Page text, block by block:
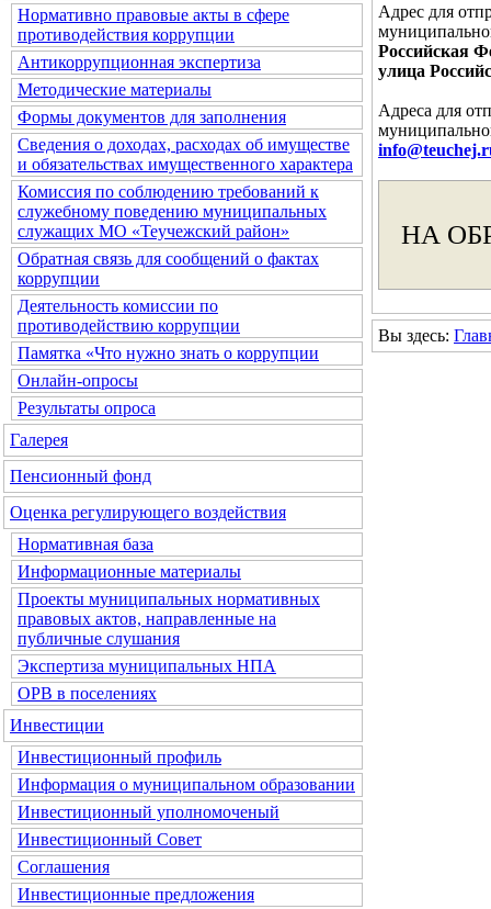
Нормативно правовые акты в сфере
противодействия коррупции
Антикоррупционная экспертиза
Методические материалы
Формы документов для заполнения
Сведения о доходах, расходах об имуществе
и обязательствах имущественного характера
Комиссия по соблюдению требований к
служебному поведению муниципальных
служащих МО «Теучежский район»
Обратная связь для сообщений о фактах
коррупции
Деятельность комиссии по
противодействию коррупции
Памятка «Что нужно знать о коррупции
Онлайн-опросы
Результаты опроса
Галерея
Пенсионный фонд
Оценка регулирующего воздействия
Нормативная база
Информационные материалы
Проекты муниципальных нормативных
правовых актов, направленные на
публичные слушания
Экспертиза муниципальных НПА
ОРВ в поселениях
Инвестиции
Инвестиционный профиль
Информация о муниципальном образовании
Инвестиционный уполномоченый
Инвестиционный Совет
Соглашения
Инвестиционные предложения
Адрес для
Российская
улица
Адреса для
НА
Вы здесь: